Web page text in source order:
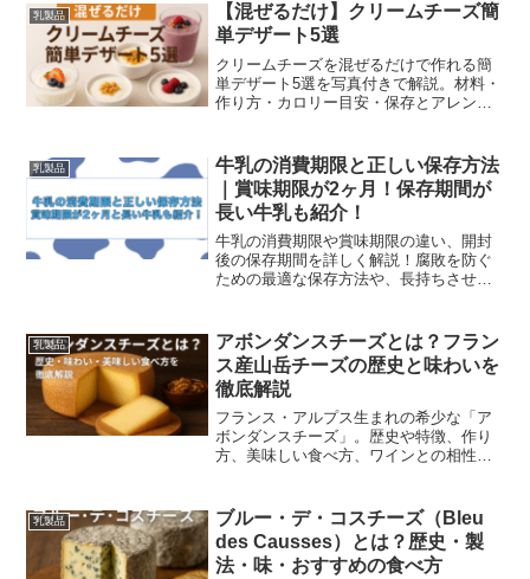
乳製品
【混ぜるだけ】クリームチーズ簡
単デザート5選
クリームチーズを混ぜるだけで作れる簡
単デザート5選を写真付きで解説。材料・
作り方・カロリー目安・保存とアレンジ
乳製品
牛乳の消費期限と正しい保存方法
｜賞味期限が2ヶ月！保存期間が
長い牛乳も紹介！
牛乳の消費期限や賞味期限の違い、開封
後の保存期間を詳しく解説！腐敗を防ぐ
ための最適な保存方法や、長持ちさせる
乳製品
アボンダンスチーズとは？フラン
ス産山岳チーズの歴史と味わいを
徹底解説
フランス・アルプス生まれの希少な「ア
ボンダンスチーズ」。歴史や特徴、作り
方、美味しい食べ方、ワインとの相性ま
乳製品
ブルー・デ・コスチーズ（Bleu
des Causses）とは？歴史・製
法・味・おすすめの食べ方